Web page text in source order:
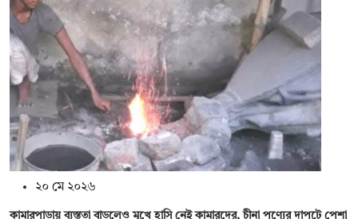
২০ মে ২০২৬
কামারপাড়ায় ব্যস্ততা বাড়লেও মুখে হাসি নেই কামারদের, চীনা পণ্যের দাপটে পেশা